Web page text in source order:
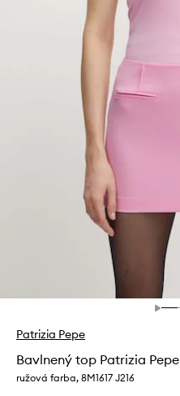
Patrizia Pepe
Bavlnený top Patrizia Pepe
ružová farba, 8M1617 J216